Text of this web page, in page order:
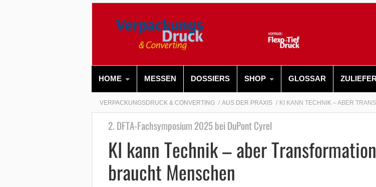
HOME MESSEN DOSSIERS SHOP GLOSSAR
VERPACKUNGSDRUCK & CONVERTING AUS DER PRAXIS KI KANN TECHNIK – ABER
2. DFTA-Fachsymposium 2025 bei DuPont Cyrel
KI kann Technik – aber Transformation
braucht Menschen